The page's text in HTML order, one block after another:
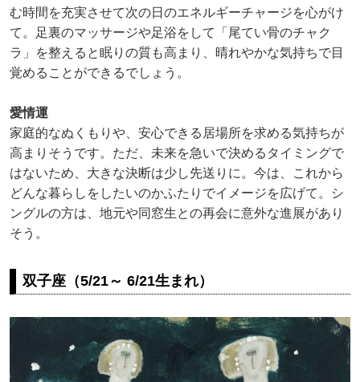
む時間を充実させて次の日のエネルギーチャージを心がけ
て。足裏のマッサージや足浴をして「尾てい骨のチャク
ラ」を整えると眠りの質も高まり、晴れやかな気持ちで目
覚めることができるでしょう。
愛情運
家庭的なぬくもりや、安心できる居場所を求める気持ちが
高まりそうです。ただ、未来を急いで決めるタイミングで
はないため、大きな決断は少し先送りに。今は、これから
どんな暮らしをしたいのかふたりでイメージを広げて。シ
ングルの方は、地元や同窓生との再会に意外な進展があり
そう。
双子座（5/21～ 6/21生まれ）